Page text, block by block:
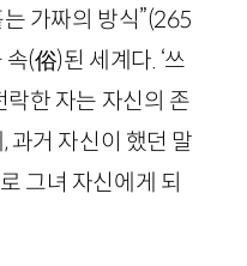
가짜의 방식”(265
속(俗)된 세계다. ‘쓰
락한 자는 자신의 존
과거 자신이 했던 말
그녀 자신에게 되